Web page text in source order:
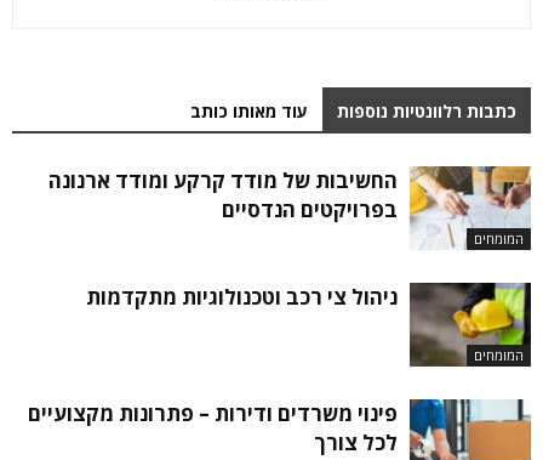
כתבות רלוונטיות נוספות עוד מאותו כותב
המומחים
החשיבות של מודד קרקע ומודד ארנונה
בפרויקטים הנדסיים
המומחים
ניהול צי רכב וטכנולוגיות מתקדמות
פינוי משרדים ודירות – פתרונות מקצועיים
לכל צורך